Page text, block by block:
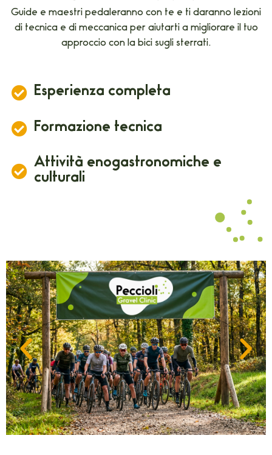
Guide e maestri pedaleranno con te e ti daranno lezioni
di tecnica e di meccanica per aiutarti a migliorare il tuo
approccio con la bici sugli sterrati.
Esperienza completa
Formazione tecnica
Attività enogastronomiche e
culturali